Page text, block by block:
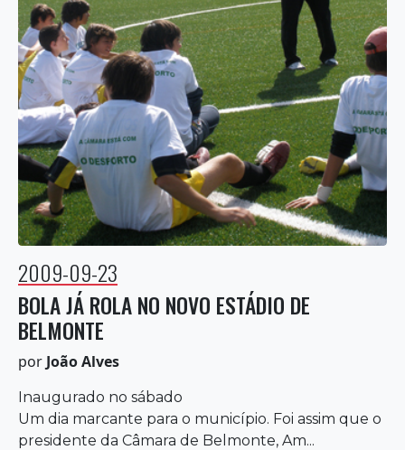
2009-09-23
BOLA JÁ ROLA NO NOVO ESTÁDIO DE
BELMONTE
por João Alves
Inaugurado no sábado
Um dia marcante para o município. Foi assim que o
presidente da Câmara de Belmonte, Am...